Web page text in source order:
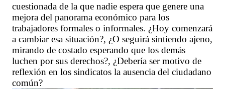
cuestionada de la que nadie espera que genere una
mejora del panorama económico para los
trabajadores formales o informales. ¿Hoy comenzará
a cambiar esa situación?, ¿O seguirá sintiendo ajeno,
mirando de costado esperando que los demás
luchen por sus derechos?, ¿Debería ser motivo de
reflexión en los sindicatos la ausencia del ciudadano
común?